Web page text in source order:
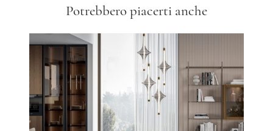
Potrebbero piacerti anche